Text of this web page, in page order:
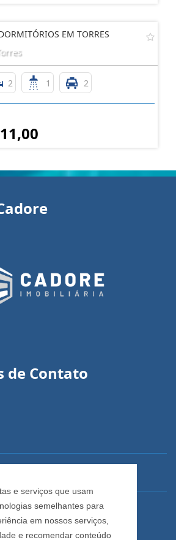
e serviços que usam
semelhantes para
em nossos serviços,
e recomendar conteúdo
EM TORRES
2 1 2
de Contato
Forte, 1622, Centro